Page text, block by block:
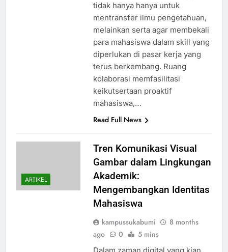
tidak hanya hanya untuk
mentransfer ilmu pengetahuan,
melainkan serta agar membekali
para mahasiswa dalam skill yang
diperlukan di pasar kerja yang
terus berkembang. Ruang
kolaborasi memfasilitasi
keikutsertaan proaktif
mahasiswa,…
Read Full News
ARTIKEL
Tren Komunikasi Visual
Gambar dalam Lingkungan
Akademik:
Mengembangkan Identitas
Mahasiswa
kampussukabumi
8 months
ago
0 5 mins